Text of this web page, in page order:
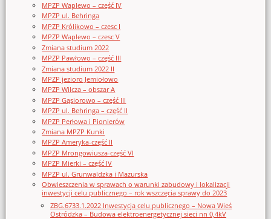
MPZP Waplewo – część IV
MPZP ul. Behringa
MPZP Królikowo – czesc I
MPZP Waplewo – czesc V
Zmiana studium 2022
MPZP Pawłowo – część III
Zmiana studium 2022 II
MPZP jezioro Jemiołowo
MPZP Wilcza – obszar A
MPZP Gąsiorowo – część III
MPZP ul. Behringa – część II
MPZP Perłowa i Pionierów
Zmiana MPZP Kunki
MPZP Ameryka-część II
MPZP Mrongowiusza-część VI
MPZP Mierki – część IV
MPZP ul. Grunwaldzka i Mazurska
Obwieszczenia w sprawach o warunki zabudowy i lokalizacji
inwestycji celu publicznego – rok wszczęcia sprawy do 2023
ZBG.6733.1.2022 Inwestycja celu publicznego – Nowa Wieś
Ostródzka – Budowa elektroenergetycznej sieci nn 0,4kV